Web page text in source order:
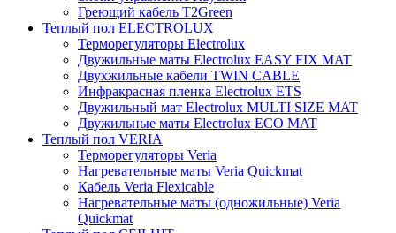
Греющий кабель T2Green
Теплый пол ELECTROLUX
Терморегуляторы Electrolux
Двужильные маты Electrolux EASY FIX MAT
Двухжильные кабели TWIN CABLE
Инфракрасная пленка Electrolux ETS
Двужильный мат Electrolux MULTI SIZE MAT
Двужильные маты Electrolux ECO MAT
Теплый пол VERIA
Терморегуляторы Veria
Нагревательные маты Veria Quickmat
Кабель Veria Flexicable
Нагревательные маты (одножильные) Veria
Quickmat